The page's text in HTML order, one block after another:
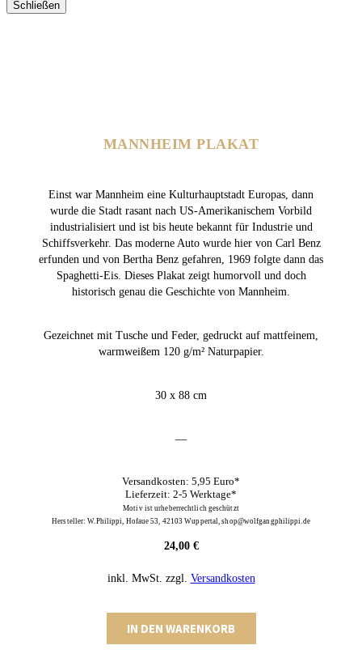
Schließen
MANNHEIM PLAKAT
Einst war Mannheim eine Kulturhauptstadt Europas, dann
wurde die Stadt rasant nach US-Amerikanischem Vorbild
industrialisiert und ist bis heute bekannt für Industrie und
Schiffsverkehr. Das moderne Auto wurde hier von Carl Benz
erfunden und von Bertha Benz gefahren, 1969 folgte dann das
Spaghetti-Eis. Dieses Plakat zeigt humorvoll und doch
historisch genau die Geschichte von Mannheim.
Gezeichnet mit Tusche und Feder, gedruckt auf mattfeinem,
warmweißem 120 g/m² Naturpapier.
30 x 88 cm
—
Versandkosten: 5,95 Euro*
Lieferzeit: 2-5 Werktage*
Motiv ist urheberrechtlich geschützt
Hersteller: W.Philippi, Hofaue 53, 42103 Wuppertal, shop@wolfgangphilippi.de
24,00 €
inkl. MwSt. zzgl. Versandkosten
Plakat
Menge
IN DEN WARENKORB